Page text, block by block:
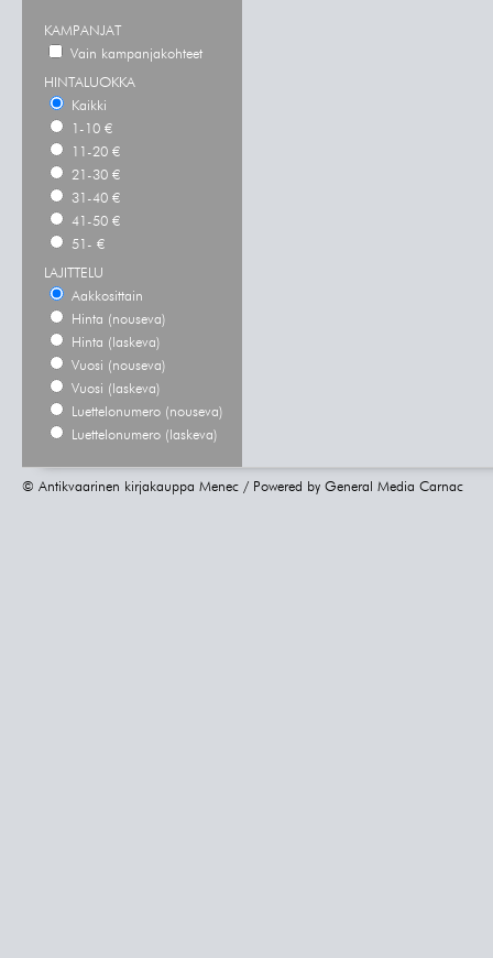
KAMPANJAT
Vain kampanjakohteet
HINTALUOKKA
Kaikki
1-10 €
11-20 €
21-30 €
31-40 €
41-50 €
51- €
LAJITTELU
Aakkosittain
Hinta (nouseva)
Hinta (laskeva)
Vuosi (nouseva)
Vuosi (laskeva)
Luettelonumero (nouseva)
Luettelonumero (laskeva)
© Antikvaarinen kirjakauppa Menec / Powered by General Media Carnac